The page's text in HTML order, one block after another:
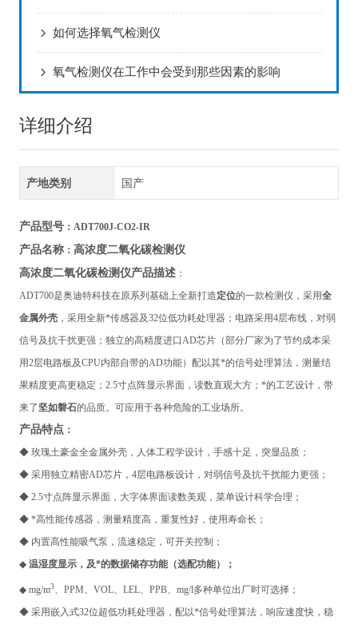
如何选择氧气检测仪
氧气检测仪在工作中会受到那些因素的影响
详细介绍
产地类别 国产
产品型号：ADT700J-CO2-IR
产品名称： 高浓度二氧化碳检测仪
高浓度二氧化碳检测仪产品描述：
ADT700是奥迪特科技在原系列基础上全新打造定位的一款检测仪，采用全
金属外壳，采用全新*传感器及32位低功耗处理器；电路采用4层布线，对弱
信号及抗干扰更强；独立的高精度进口AD芯片（部分厂家为了节约成本采
用2层电路板及CPU内部自带的AD功能）配以其*的信号处理算法，测量结
果精度更高更稳定；2.5寸点阵显示界面，读数直观大方；*的工艺设计，带
来了 坚如磐石的品质。可应用于各种危险的工业场所。
产品特点 ：
◆ 玫瑰土豪金全金属外壳，人体工程学设计，手感十足，突显品质；
◆ 采用独立精密AD芯片，4层电路板设计，对弱信号及抗干扰能力更强；
◆ 2.5寸点阵显示界面，大字体界面读数美观，菜单设计科学合理；
◆ *高性能传感器，测量精度高，重复性好，使用寿命长；
◆ 内置高性能吸气泵，流速稳定，可开关控制；
◆温湿度显示，及*的数据储存功能（选配功能）；
◆ mg/m3、PPM、VOL、LEL、PPB、mg/l多种单位出厂时可选择；
◆ 采用嵌入式32位超低功耗处理器，配以*信号处理算法，响应速度快，稳